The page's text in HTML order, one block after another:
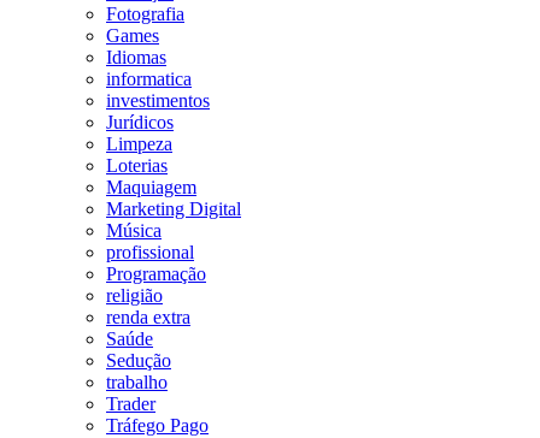
Fotografia
Games
Idiomas
informatica
investimentos
Jurídicos
Limpeza
Loterias
Maquiagem
Marketing Digital
Música
profissional
Programação
religião
renda extra
Saúde
Sedução
trabalho
Trader
Tráfego Pago